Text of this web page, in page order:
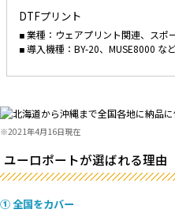
DTFプリント
業種：ウェアプリント関連、スポ
導入機種：BY-20、MUSE8000 な
2021年4月16日現在
ユーロポートが選ばれる理由
① 全国をカバー